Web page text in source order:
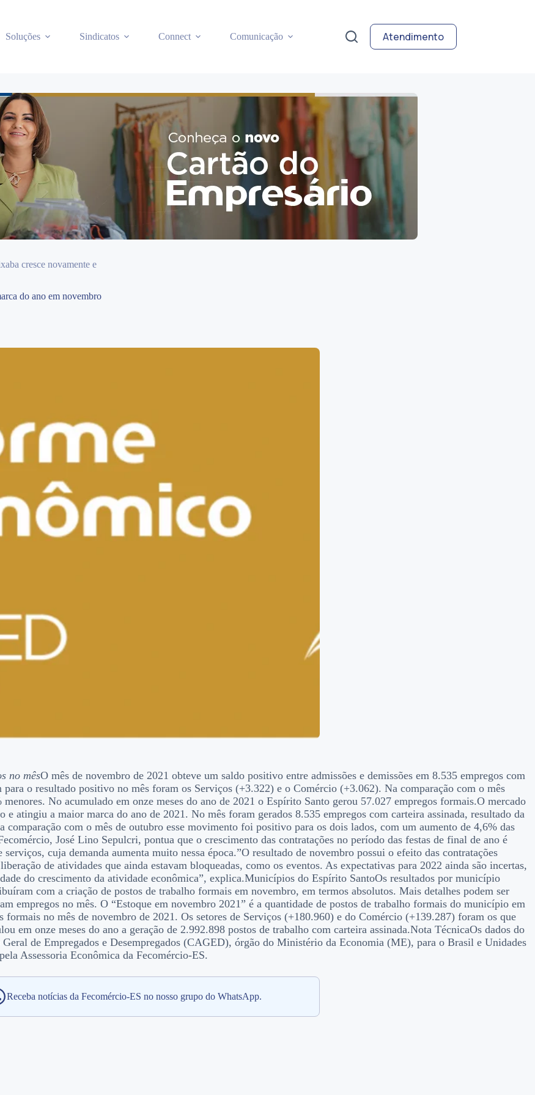
Soluções Sindicatos Connect Comunicação Atendimento
cresce novamente e
do ano em novembro
no mêsO mês de novembro de 2021 obteve um saldo positivo entre admissões e demissões em 8.535 empregos com
o resultado positivo no mês foram os Serviços (+3.322) e o Comércio (+3.062). Na comparação com o mês
No acumulado em onze meses do ano de 2021 o Espírito Santo gerou 57.027 empregos formais.O mercado
atingiu a maior marca do ano de 2021. No mês foram gerados 8.535 empregos com carteira assinada, resultado da
comparação com o mês de outubro esse movimento foi positivo para os dois lados, com um aumento de 4,6% das
José Lino Sepulcri, pontua que o crescimento das contratações no período das festas de final de ano é
cuja demanda aumenta muito nessa época.”O resultado de novembro possui o efeito das contratações
de atividades que ainda estavam bloqueadas, como os eventos. As expectativas para 2022 ainda são incertas,
do crescimento da atividade econômica”, explica.Municípios do Espírito SantoOs resultados por município
com a criação de postos de trabalho formais em novembro, em termos absolutos. Mais detalhes podem ser
empregos no mês. O “Estoque em novembro 2021” é a quantidade de postos de trabalho formais do município em
no mês de novembro de 2021. Os setores de Serviços (+180.960) e do Comércio (+139.287) foram os que
em onze meses do ano a geração de 2.992.898 postos de trabalho com carteira assinada.Nota TécnicaOs dados do
de Empregados e Desempregados (CAGED), órgão do Ministério da Economia (ME), para o Brasil e Unidades
Assessoria Econômica da Fecomércio-ES.
Receba notícias da Fecomércio-ES no nosso grupo do WhatsApp.